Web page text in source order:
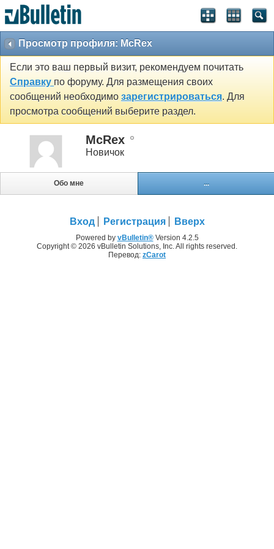
Просмотр профиля: McRex
Если это ваш первый визит, рекомендуем почитать
Справку по форуму. Для размещения своих
сообщений необходимо зарегистрироваться. Для
просмотра сообщений выберите раздел.
McRex
Новичок
Обо мне ...
Вход Регистрация Вверх
Powered by vBulletin®Version 4.2.5
Copyright © 2026 vBulletin Solutions, Inc. All rights reserved.
Перевод: zCarot